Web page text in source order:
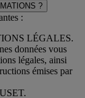
?
:
LÉGALES.
données vous
légales, ainsi
émises par